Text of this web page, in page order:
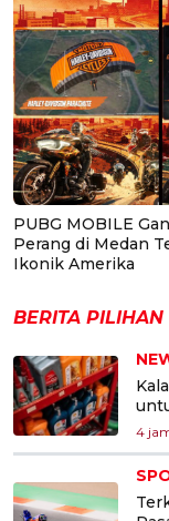
PUBG MOBILE
Perang di Medan
Ikonik Amerika
BERITA PILIHAN
4